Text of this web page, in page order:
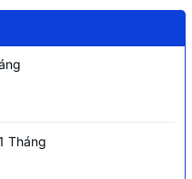
5% to 90%
Tháng